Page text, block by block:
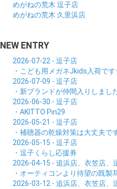
めがねの荒木 逗子店
めがねの荒木 久里浜店
NEW ENTRY
2026-07-22 - 逗子店
・こども用メガネJkids入荷で
2026-07-09 - 逗子店
・新ブランドが仲間入りしまし
2026-06-30 - 逗子店
・AKITTO Pin29
2026-05-21 - 逗子店
・補聴器の乾燥対策は大丈夫で
2026-05-15 - 逗子店
・逗子くらし応援券
2026-04-15 - 追浜店、衣笠店、
・オーティコンより待望の既製
2026-03-12 - 追浜店、衣笠店、